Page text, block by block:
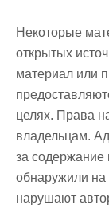
Некоторые
открытых
материал или
целях. Права
владельцам.
за содержание
обнаружили
нарушают